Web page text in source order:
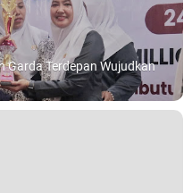
Garda Terdepan Wujudkan